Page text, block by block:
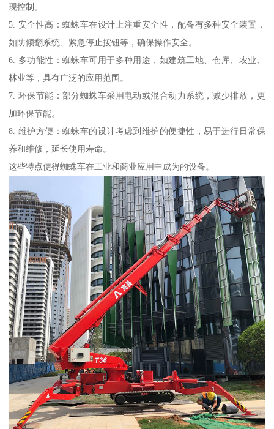
现控制。
5. 安全性高：蜘蛛车在设计上注重安全性，配备有多种安全装置，
如防倾翻系统、紧急停止按钮等，确保操作安全。
6. 多功能性：蜘蛛车可用于多种用途，如建筑工地、仓库、农业、
林业等，具有广泛的应用范围。
7. 环保节能：部分蜘蛛车采用电动或混合动力系统，减少排放，更
加环保节能。
8. 维护方便：蜘蛛车的设计考虑到维护的便捷性，易于进行日常保
养和维修，延长使用寿命。
这些特点使得蜘蛛车在工业和商业应用中成为的设备。